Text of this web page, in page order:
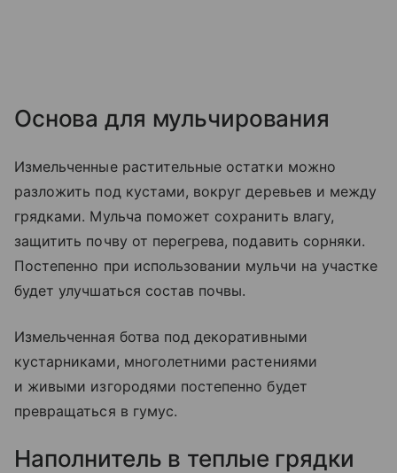
Основа для мульчирования
Измельченные растительные остатки можно
разложить под кустами, вокруг деревьев и между
грядками. Мульча поможет сохранить влагу,
защитить почву от перегрева, подавить сорняки.
Постепенно при использовании мульчи на участке
будет улучшаться состав почвы.
Измельченная ботва под декоративными
кустарниками, многолетними растениями
и живыми изгородями постепенно будет
превращаться в гумус.
Наполнитель в теплые грядки